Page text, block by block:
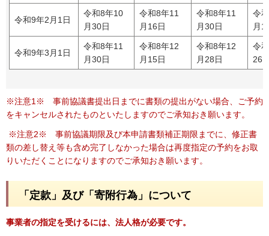
令和9年2月1日
令和8年10
月30日
令和8年11
月16日
令和8年11
月30日
令
月
令和9年3月1日
令和8年11
月30日
令和8年12
月15日
令和8年12
月28日
令
26
※注意1※ 事前協議書提出日までに書類の提出がない場合、ご予約
をキャンセルされたものといたしますのでご承知おき願います。
※注意2※ 事前協議期限及び本申請書類補正期限までに、 修正書
類の差し替え等も含め完了しなかった場合は再度指定の予約をお取
りいただくことになりますのでご承知おき願います。
「定款」及び「寄附行為」について
事業者の指定を受けるには、法人格が必要です。